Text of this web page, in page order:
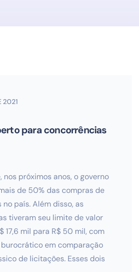
2021
para concorrências
nos próximos anos, o governo
de 50% das compras de
país. Além disso, as
tiveram seu limite de valor
17,6 mil para R$ 50 mil, com
em comparação
de licitações. Esses dois